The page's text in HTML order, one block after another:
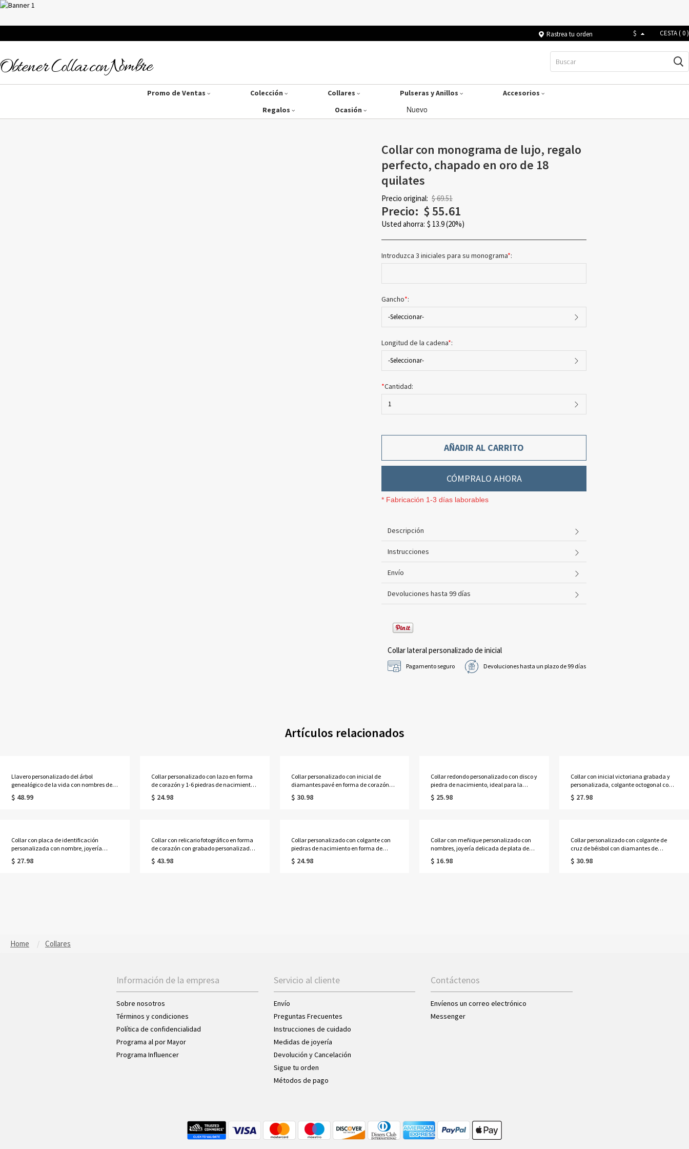
Rastrea tu orden $ CESTA (0)
Promo de Ventas Colección Collares Pulseras y Anillos
Accesorios
Regalos
Ocasión Nuevo
Collar con monograma de lujo, regalo
perfecto, chapado en oro de 18
quilates
Precio original: $ 69.51
Precio: $55.61
Usted ahorra: $ 13.9(20%)
Introduzca 3 iniciales para su monograma*:
Gancho*:
-Seleccionar-
Longitud de la cadena*:
-Seleccionar-
*Cantidad:
1
AÑADIR AL CARRITO
CÓMPRALO AHORA
* Fabricación 1-3 días laborables
Descripción
Instrucciones
Envío
Devoluciones hasta 99 días
Collar lateral personalizado de inicial
Pagamento seguro Devoluciones hasta un plazo de 99 días
Artículos relacionados
Llavero personalizado del árbol
genealógico de la vida con nombres de 1
a 13 niños
$ 48.99
Collar personalizado con lazo en forma
de corazón y 1-6 piedras de nacimiento
con nombres, delicada joyería familiar
de cristal deslizante, regalo de
$ 24.98
Collar personalizado con inicial de
diamantes pavé en forma de corazón
con rayos de sol, delicado colgante de
corazón festoneado radiante con una
$ 30.98
Collar redondo personalizado con disco y
piedra de nacimiento, ideal para la
graduación de la escuela secundaria o
la universidad en 2026. Regalo perfecto
$ 25.98
Collar con inicial victoriana grabada y
personalizada, colgante octogonal con
letra ornamentada y grabado en la parte
posterior, regalo de
$ 27.98
Collar con placa de identificación
personalizada con nombre, joyería
masculina grabada a medida, regalo de
cumpleaños/Día del Padre/Aniversario
$ 27.98
Collar con relicario fotográfico en forma
de corazón con grabado personalizado y
de 3 a 12 piedras de nacimiento, joyería
con colgante de foto, regalo de
$ 43.98
Collar personalizado con colgante con
piedras de nacimiento en forma de
corazón infinito y nombres, delicado
colgante conmemorativo de plata de ley
$ 24.98
Collar con meñique personalizado con
nombres, joyería delicada de plata de
ley 925, regalo de cumpleaños/San
Valentín/aniversario para
$ 16.98
Collar personalizado con colgante de
cruz de béisbol con diamantes de
imitación, cuentas y diseño de goteo,
con nombre y número. Joyería
$ 30.98
Home Collares
Información de la empresa
Sobre nosotros
Términos y condiciones
Política de confidencialidad
Programa al por Mayor
Programa Influencer
Servicio al cliente
Envío
Preguntas Frecuentes
Instrucciones de cuidado
Medidas de joyería
Devolución y Cancelación
Sigue tu orden
Métodos de pago
Contáctenos
Envíenos un correo electrónico
Messenger